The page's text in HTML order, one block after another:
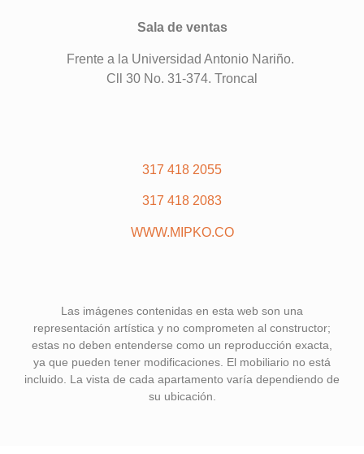
Sala de ventas
Frente a la Universidad Antonio Nariño.
Cll 30 No. 31-374. Troncal
317 418 2055
317 418 2083
WWW.MIPKO.CO
Las imágenes contenidas en esta web son una
representación artística y no comprometen al constructor;
estas no deben entenderse como un reproducción exacta,
ya que pueden tener modificaciones. El mobiliario no está
incluido. La vista de cada apartamento varía dependiendo de
su ubicación.